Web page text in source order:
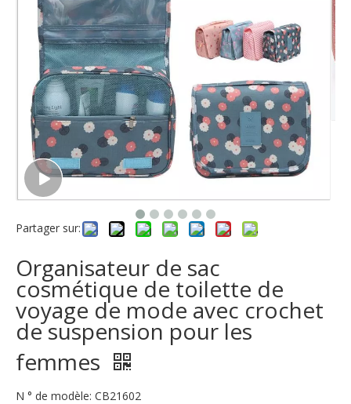
Partager sur:
Organisateur de sac
cosmétique de toilette de
voyage de mode avec crochet
de suspension pour les
femmes
N ° de modèle: CB21602